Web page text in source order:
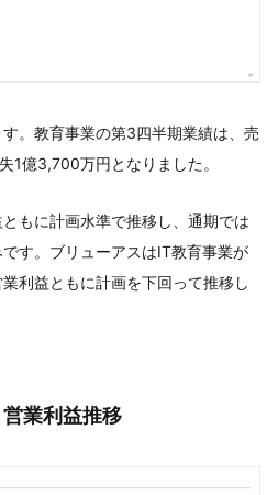
。教育事業の第3四半期業績は、売
1億3,700万円となりました。
もに計画水準で推移し、通期では
す。ブリューアスはIT教育事業が
利益ともに計画を下回って推移し
業利益推移